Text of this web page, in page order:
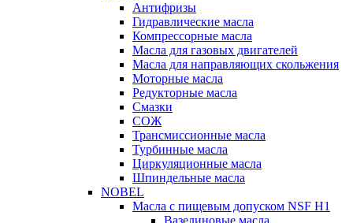
Антифризы
Гидравлические масла
Компрессорные масла
Масла для газовых двигателей
Масла для направляющих скольжения
Моторные масла
Редукторные масла
Смазки
СОЖ
Трансмиссионные масла
Турбинные масла
Циркуляционные масла
Шпиндельные масла
NOBEL
Масла с пищевым допуском NSF H1
Вазелиновые масла